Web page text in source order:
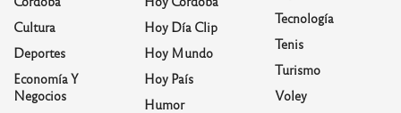
Cultura
Deportes
Economía Y
Negocios
Hoy Día Clip
Hoy Mundo
Hoy País
Humor
Tecnología
Tenis
Turismo
Voley